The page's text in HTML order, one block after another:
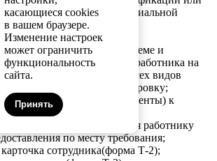
специальных знаний, специальной
договор;
по личному составу: о приеме и
работника, о переводе работника на
о предоставлении всех видов
о направлении в командировку;
(заявления и иные документы) к
по личному составу;
выдаваемые по требования работнику
по месту требования;
сотрудника(форма Т-2);
касающиеся cookies
в вашем браузере.
Изменение настроек
может ограничить
функциональность
сайта.
Принять